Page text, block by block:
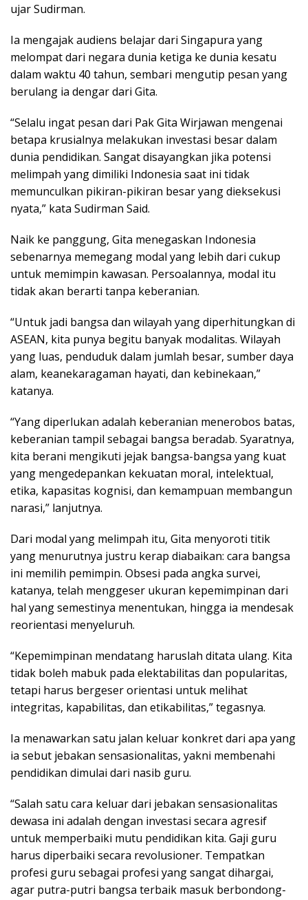
ujar Sudirman.
Ia mengajak audiens belajar dari Singapura yang
melompat dari negara dunia ketiga ke dunia kesatu
dalam waktu 40 tahun, sembari mengutip pesan yang
berulang ia dengar dari Gita.
“Selalu ingat pesan dari Pak Gita Wirjawan mengenai
betapa krusialnya melakukan investasi besar dalam
dunia pendidikan. Sangat disayangkan jika potensi
melimpah yang dimiliki Indonesia saat ini tidak
memunculkan pikiran-pikiran besar yang dieksekusi
nyata,” kata Sudirman Said.
Naik ke panggung, Gita menegaskan Indonesia
sebenarnya memegang modal yang lebih dari cukup
untuk memimpin kawasan. Persoalannya, modal itu
tidak akan berarti tanpa keberanian.
“Untuk jadi bangsa dan wilayah yang diperhitungkan di
ASEAN, kita punya begitu banyak modalitas. Wilayah
yang luas, penduduk dalam jumlah besar, sumber daya
alam, keanekaragaman hayati, dan kebinekaan,”
katanya.
“Yang diperlukan adalah keberanian menerobos batas,
keberanian tampil sebagai bangsa beradab. Syaratnya,
kita berani mengikuti jejak bangsa-bangsa yang kuat
yang mengedepankan kekuatan moral, intelektual,
etika, kapasitas kognisi, dan kemampuan membangun
narasi,” lanjutnya.
Dari modal yang melimpah itu, Gita menyoroti titik
yang menurutnya justru kerap diabaikan: cara bangsa
ini memilih pemimpin. Obsesi pada angka survei,
katanya, telah menggeser ukuran kepemimpinan dari
hal yang semestinya menentukan, hingga ia mendesak
reorientasi menyeluruh.
“Kepemimpinan mendatang haruslah ditata ulang. Kita
tidak boleh mabuk pada elektabilitas dan popularitas,
tetapi harus bergeser orientasi untuk melihat
integritas, kapabilitas, dan etikabilitas,” tegasnya.
Ia menawarkan satu jalan keluar konkret dari apa yang
ia sebut jebakan sensasionalitas, yakni membenahi
pendidikan dimulai dari nasib guru.
“Salah satu cara keluar dari jebakan sensasionalitas
dewasa ini adalah dengan investasi secara agresif
untuk memperbaiki mutu pendidikan kita. Gaji guru
harus diperbaiki secara revolusioner. Tempatkan
profesi guru sebagai profesi yang sangat dihargai,
agar putra-putri bangsa terbaik masuk berbondong-